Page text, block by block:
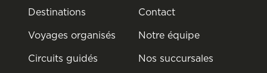
Destinations
Voyages organisés
Circuits guidés
Contact
Notre équipe
Nos succursales